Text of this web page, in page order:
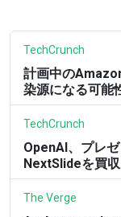
TechCrunch
計画中の
染源になる可能
TechCrunch
OpenAI、プレ
NextSlideを買収
The Verge